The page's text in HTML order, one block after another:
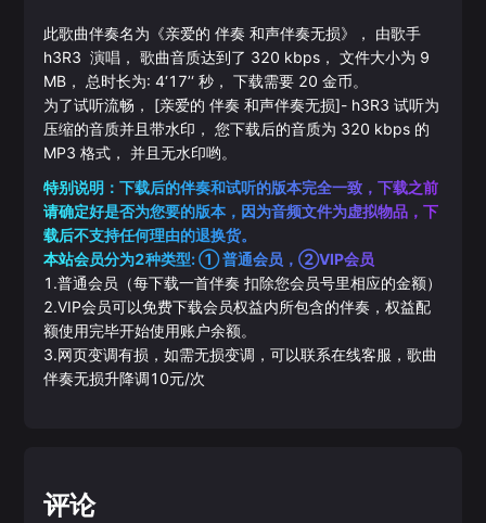
此歌曲伴奏名为《亲爱的 伴奏 和声伴奏无损》， 由歌手
h3R3 演唱， 歌曲音质达到了 320 kbps， 文件大小为 9
MB， 总时长为: 4‘17’‘秒， 下载需要 20 金币。
为了试听流畅， [亲爱的 伴奏 和声伴奏无损]- h3R3 试听为
压缩的音质并且带水印， 您下载后的音质为 320 kbps 的
MP3 格式， 并且无水印哟。
特别说明：下载后的伴奏和试听的版本完全一致，下载之前
请确定好是否为您要的版本，因为音频文件为虚拟物品，下
载后不支持任何理由的退换货。
本站会员分为2种类型: ① 普通会员，②VIP会员
1.普通会员（每下载一首伴奏 扣除您会员号里相应的金额）
2.VIP会员可以免费下载会员权益内所包含的伴奏，权益配
额使用完毕开始使用账户余额。
3.网页变调有损，如需无损变调，可以联系在线客服，歌曲
伴奏无损升降调10元/次
评论